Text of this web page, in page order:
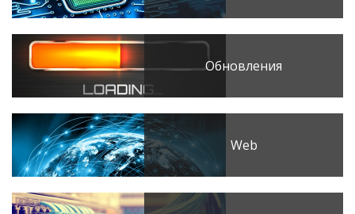
Обновления
Web